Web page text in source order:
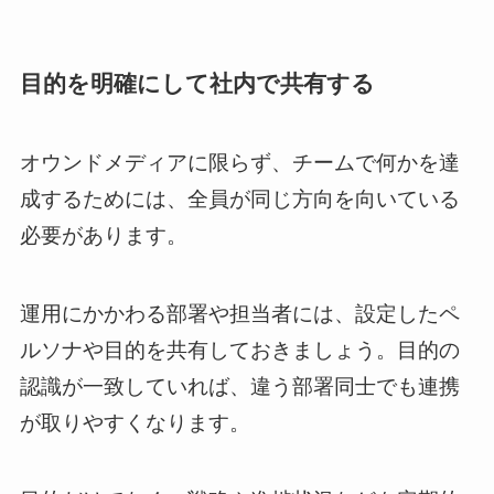
目的を明確にして社内で共有する
オウンドメディアに限らず、チームで何かを達
成するためには、全員が同じ方向を向いている
必要があります。
運用にかかわる部署や担当者には、設定したペ
ルソナや目的を共有しておきましょう。目的の
認識が一致していれば、違う部署同士でも連携
が取りやすくなります。